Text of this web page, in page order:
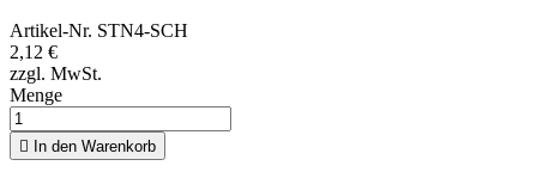
Artikel-Nr. STN4-SCH
2,12 €
zzgl. MwSt.
Menge
 In den Warenkorb